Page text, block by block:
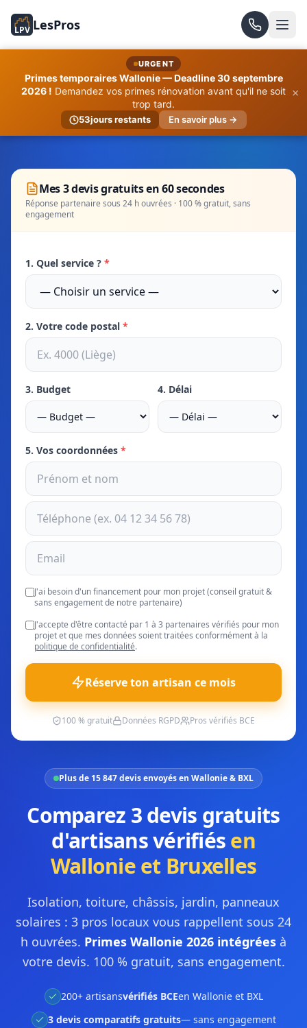
LPV LesPros
URGENT
Primes temporaires Wallonie — Deadline 30 septembre
2026 ! Demandez vos primes rénovation avant qu'il ne soit
trop tard.
53jours restants En savoir plus →
×
Plus de 15 847 devis envoyés en Wallonie & BXL
Comparez 3 devis gratuits
d'artisans vérifiésen
Wallonie et Bruxelles
Isolation, toiture, châssis, jardin, panneaux
solaires : 3 pros locaux vous rappellent sous 24
h ouvrées. Primes Wallonie 2026 intégrées à
votre devis. 100 % gratuit, sans engagement.
200+ artisansvérifiés BCEen Wallonie et BXL
3 devis comparatifs gratuits— sans engagement
Mes 3 devis gratuits en 60 secondes
Réponse partenaire sous 24 h ouvrées · 100 % gratuit, sans
engagement
1. Quel service ? *
2. Votre code postal *
3. Budget 4. Délai
5. Vos coordonnées *
J'ai besoin d'un financement pour mon projet (conseil gratuit &
sans engagement de notre partenaire)
J'accepte d'être contacté par 1 à 3 partenaires vérifiés pour mon
projet et que mes données soient traitées conformément à la
politique de confidentialité.
Réserve ton artisan ce mois
100 % gratuit Données RGPD Pros vérifiés BCE